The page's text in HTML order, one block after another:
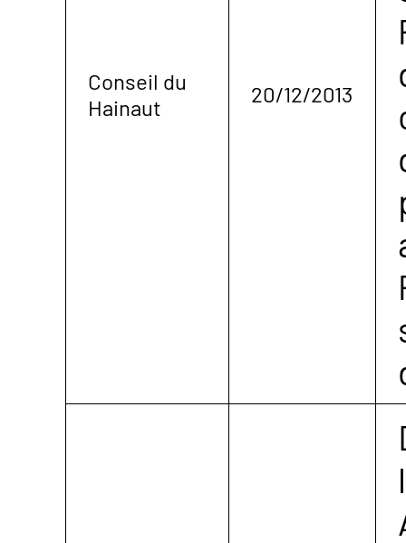
Conseil du
Hainaut
20/12/2013